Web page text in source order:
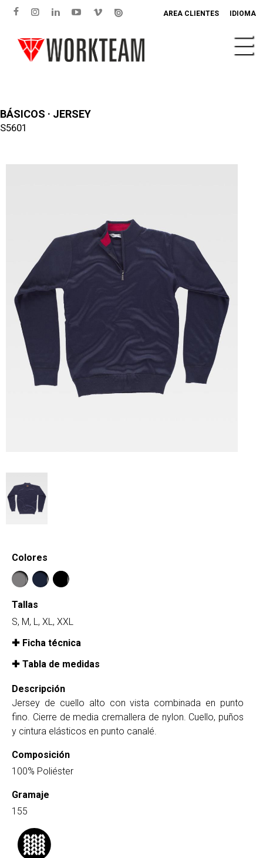
AREA CLIENTES IDIOMA
BÁSICOS · JERSEY
S5601
Colores
Tallas
S, M, L, XL, XXL
Ficha técnica
Tabla de medidas
Descripción
Jersey de cuello alto con vista combinada en punto
fino. Cierre de media cremallera de nylon. Cuello, puños
y cintura elásticos en punto canalé.
Composición
100% Poliéster
Gramaje
155